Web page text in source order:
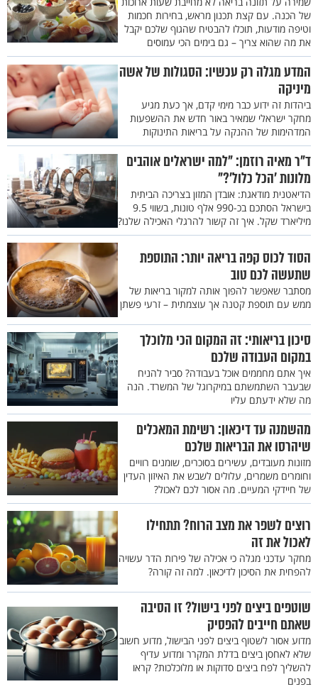
של הכנה. עם קצת תכנון מראש, בחירות חכמות
וטיפה מודעות, תוכלו להבטיח שהגוף שלכם יקבל
את מה שהוא צריך – גם בימים הכי עמוסים
המדע מגלה רק עכשיו: הסגולות של אשה
מיניקה
ביהדות זה ידוע כבר מימי קדם, אך כעת מגיע
מחקר ישראלי שמאיר באור חדש את ההשפעות
המדהימות של ההנקה על בריאות התינוקות
ד"ר מאיה רוזמן: "למה ישראלים אוהבים
מלונות 'הכל כלול'?"
הדיאטנית מודאגת: אובדן המזון בצריכה הביתית
בישראל הסתכם בכ-990 אלף טונות, בשווי 9.5
מיליארד שקל. איך זה קשור להרגלי האכילה שלנו?
הסוד לכוס קפה בריאה יותר: התוספת
שתעשה לכם טוב
מסתבר שאפשר להפוך אותה למקור בריאות של
ממש עם תוספת קטנה אך עוצמתית – זרעי פשתן
סיכון בריאותי: זה המקום הכי מלוכלך
במקום העבודה שלכם
איך אתם מחממים אוכל בעבודה? סביר להניח
שבעבר השתמשתם במיקרוגל של המשרד. הנה
מה שלא ידעתם עליו
מהשמנה עד דיכאון: רשימת המאכלים
שיהרסו את הבריאות שלכם
מזונות מעובדים, עשירים בסוכרים, שומנים רוויים
וחומרים משמרים, עלולים לשבש את האיזון העדין
של חיידקי המעיים. מה אסור לכם לאכול?
רוצים לשפר את מצב הרוח? תתחילו
לאכול את זה
מחקר עדכני מגלה כי אכילה של פירות הדר עשויה
להפחית את הסיכון לדיכאון. למה זה קורה?
שוטפים ביצים לפני בישול? זו הסיבה
שאתם חייבים להפסיק
מדוע אסור לשטוף ביצים לפני הבישול, מדוע חשוב
שלא לאחסן ביצים בדלת המקרר ומדוע עדיף
להשליך לפח ביצים סדוקות או מלוכלכות? קראו
בפנים